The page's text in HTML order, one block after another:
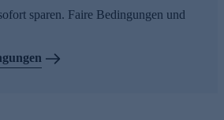
sparen. Faire Bedingungen und